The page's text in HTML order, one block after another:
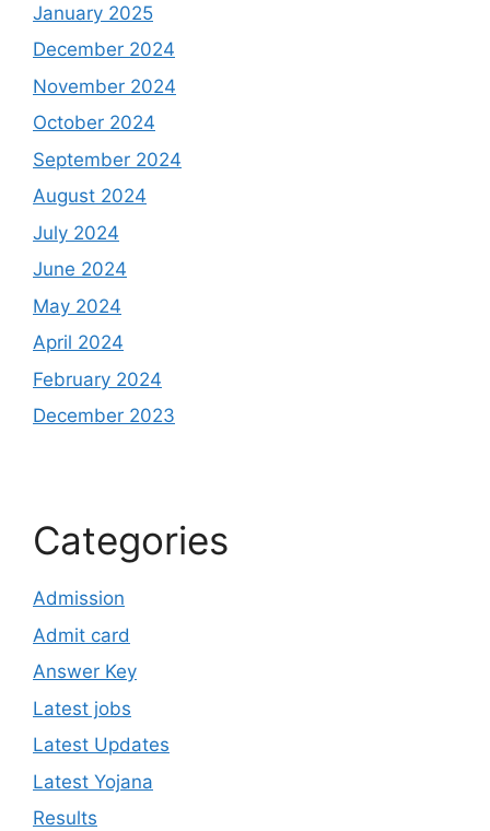
January 2025
December 2024
November 2024
October 2024
September 2024
August 2024
July 2024
June 2024
May 2024
April 2024
February 2024
December 2023
Categories
Admission
Admit card
Answer Key
Latest jobs
Latest Updates
Latest Yojana
Results